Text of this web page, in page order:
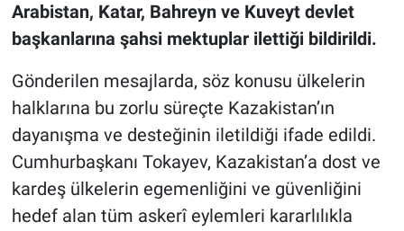
Arabistan, Katar, Bahreyn ve Kuveyt devlet
başkanlarına şahsi mektuplar ilettiği bildirildi.
Gönderilen mesajlarda, söz konusu ülkelerin
halklarına bu zorlu süreçte Kazakistan’ın
dayanışma ve desteğinin iletildiği ifade edildi.
Cumhurbaşkanı Tokayev, Kazakistan’a dost ve
kardeş ülkelerin egemenliğini ve güvenliğini
hedef alan tüm askerî eylemleri kararlılıkla